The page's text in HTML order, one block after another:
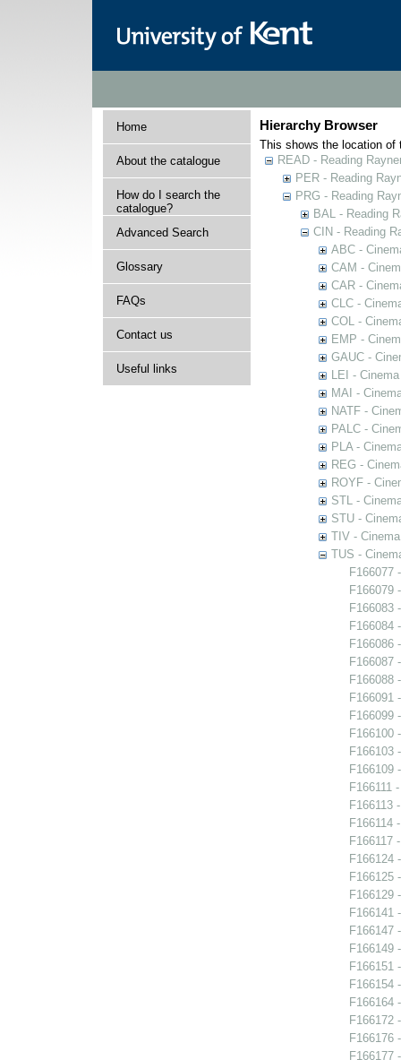
Home
About the catalogue
How do I search the
catalogue?
Advanced Search
Glossary
FAQs
Contact us
Useful links
Hierarchy Browser
This shows the location of
READ - Reading
PER - Reading
PRG - Reading
BAL - Reading
CIN - Reading
ABC -
CAM -
CAR -
CLC -
COL -
EMP -
GAUC -
LEI -
MAI -
NATF -
PALC -
PLA -
REG -
ROYF -
STL -
STU -
TIV -
TUS -
F166077
F166079
F166083
F166084
F166086
F166087
F166088
F166091
F166099
F166100
F166103
F166109
F166111
F166113
F166114
F166117
F166124
F166125
F166129
F166141
F166147
F166149
F166151
F166154
F166164
F166172
F166176
F166177